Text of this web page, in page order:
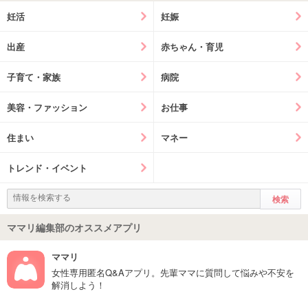
妊活 妊娠
出産 赤ちゃん・育児
子育て・家族 病院
美容・ファッション お仕事
住まい マネー
トレンド・イベント
ママリ編集部のオススメアプリ
ママリ
女性専用匿名Q&Aアプリ。先輩ママに質問して悩みや不安を
解消しよう！